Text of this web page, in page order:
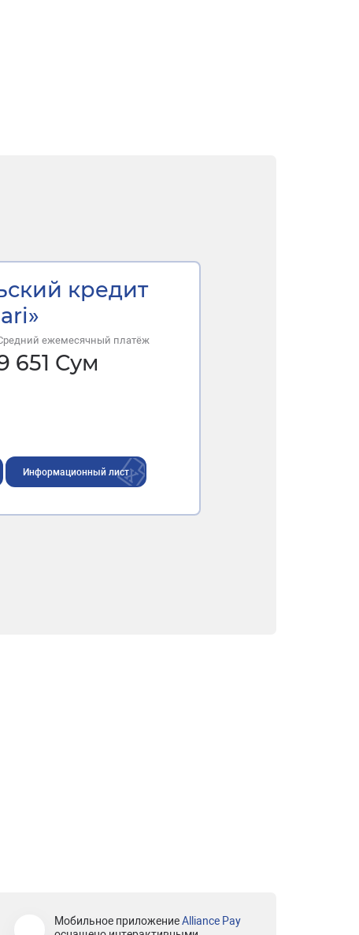
кредит
ежемесячный платёж
651 Сум
Информационный лист
Мобильное приложениеAlliance Pay